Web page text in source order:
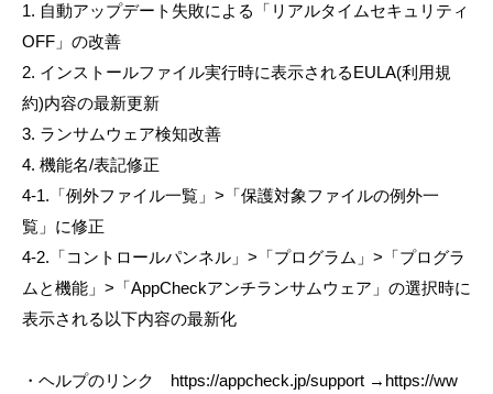
1. 自動アップデート失敗による「リアルタイムセキュリティ
OFF」の改善
2. インストールファイル実行時に表示されるEULA(利用規
約)内容の最新更新
3. ランサムウェア検知改善
4. 機能名/表記修正
4-1.「例外ファイル一覧」>「保護対象ファイルの例外一
覧」に修正
4-2.「コントロールパンネル」>「プログラム」>「プログラ
ムと機能」>「AppCheckアンチランサムウェア」の選択時に
表示される以下内容の最新化
・ヘルプのリンク https://appcheck.jp/support →https://ww